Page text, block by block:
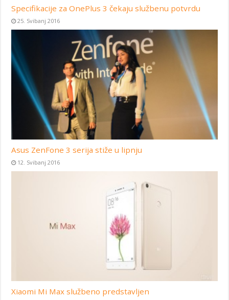
Specifikacije za OnePlus 3 čekaju službenu potvrdu
25. Svibanj 2016
Asus ZenFone 3 serija stiže u lipnju
12. Svibanj 2016
Xiaomi Mi Max službeno predstavljen